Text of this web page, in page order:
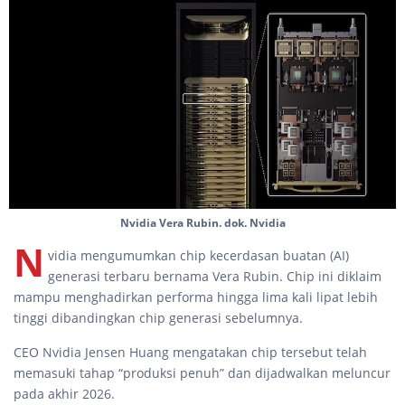
Nvidia Vera Rubin. dok. Nvidia
N vidia mengumumkan chip kecerdasan buatan (AI)
generasi terbaru bernama Vera Rubin. Chip ini diklaim
mampu menghadirkan performa hingga lima kali lipat lebih
tinggi dibandingkan chip generasi sebelumnya.
CEO Nvidia Jensen Huang mengatakan chip tersebut telah
memasuki tahap “produksi penuh” dan dijadwalkan meluncur
pada akhir 2026.